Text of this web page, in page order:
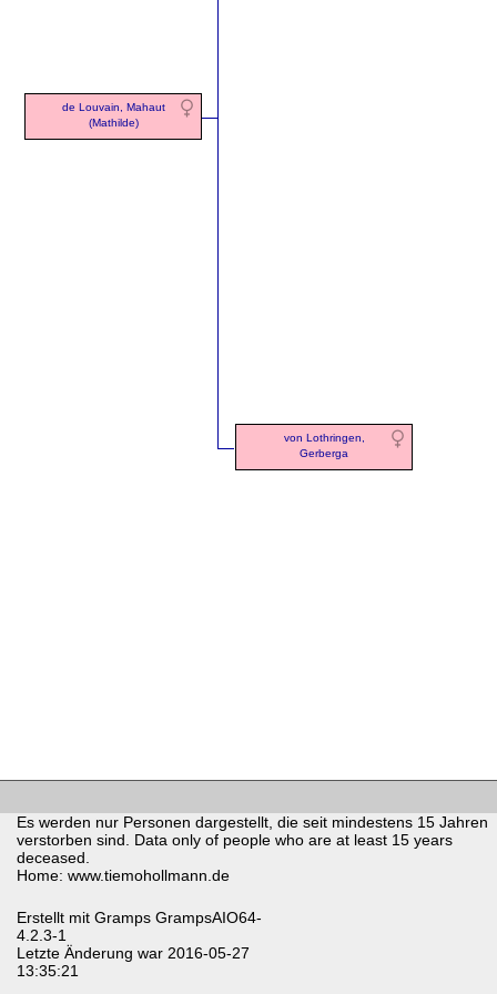
de Louvain, Mahaut
(Mathilde)
von Lothringen,
Gerberga
Es werden nur Personen dargestellt, die seit mindestens 15 Jahren
verstorben sind. Data only of people who are at least 15 years
deceased.
Home: www.tiemohollmann.de
Erstellt mit Gramps GrampsAIO64-
4.2.3-1
Letzte Änderung war 2016-05-27
13:35:21